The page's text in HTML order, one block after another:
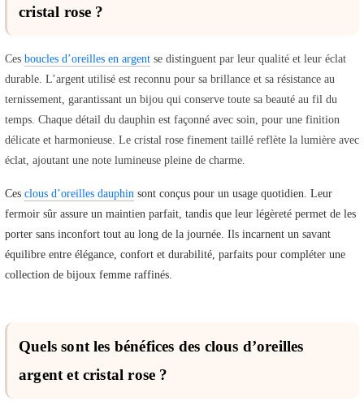
cristal rose ?
Ces boucles d’oreilles en argent se distinguent par leur qualité et leur éclat
durable. L’argent utilisé est reconnu pour sa brillance et sa résistance au
ternissement, garantissant un bijou qui conserve toute sa beauté au fil du
temps. Chaque détail du dauphin est façonné avec soin, pour une finition
délicate et harmonieuse. Le cristal rose finement taillé reflète la lumière avec
éclat, ajoutant une note lumineuse pleine de charme.
Ces clous d’oreilles dauphin sont conçus pour un usage quotidien. Leur
fermoir sûr assure un maintien parfait, tandis que leur légèreté permet de les
porter sans inconfort tout au long de la journée. Ils incarnent un savant
équilibre entre élégance, confort et durabilité, parfaits pour compléter une
collection de bijoux femme raffinés.
Quels sont les bénéfices des clous d’oreilles
argent et cristal rose ?